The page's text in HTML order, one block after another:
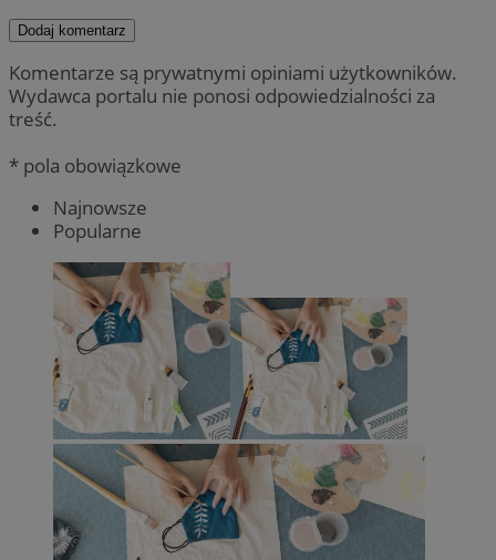
Dodaj komentarz
Komentarze są prywatnymi opiniami użytkowników.
Wydawca portalu nie ponosi odpowiedzialności za
treść.
* pola obowiązkowe
Najnowsze
Popularne